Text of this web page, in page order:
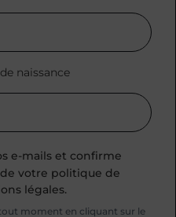
naissance
e-mails et confirme
votre politique de
légales.
moment en cliquant sur le